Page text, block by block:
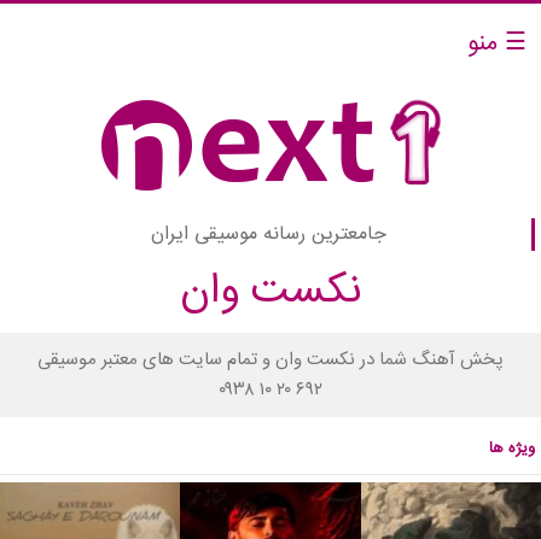
☰ منو
جامعترین رسانه موسیقی ایران
نکست وان
پخش آهنگ شما در نکست وان و تمام سایت های معتبر موسیقی
۰۹۳۸ ۱۰ ۲۰ ۶۹۲
ویژه ها